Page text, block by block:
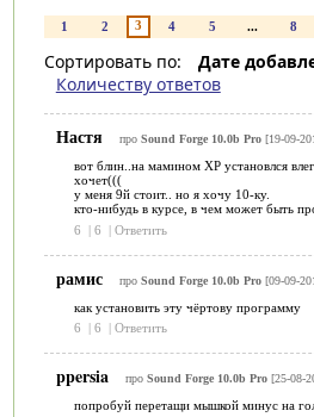
1 2 3 4 5 ... 8
Сортировать по: Дате
Количеству ответов
Настя про Sound Forge 10.0b Pro[19-09-
вот блин..на мамином XP установлся
хочет(((
у меня 9й стоит.. но я хочу 10-ку.
кто-нибудь в курсе, в чем может быть
6
| 6 | Ответить
рамис про Sound Forge 10.0b Pro[09-09-
как установить эту чёртову программу
6
| 6 | Ответить
ppersia про Sound Forge 10.0b Pro[25-08-
попробуй перетащи мышкой минус на